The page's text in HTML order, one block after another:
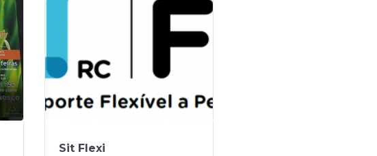
Sit Flexi